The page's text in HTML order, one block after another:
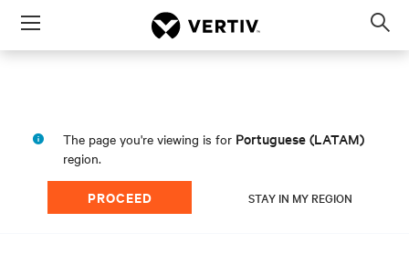
Menu
The page you're viewing is for Portuguese (LATAM)
region.
PROCEED STAY IN MY REGION